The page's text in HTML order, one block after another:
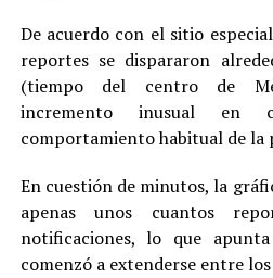
De acuerdo con el sitio
reportes se dispararon
(tiempo del centro de
incremento inusual en
comportamiento habitual de la
En cuestión de minutos, la
apenas unos cuantos
notificaciones, lo que
comenzó a extenderse entre